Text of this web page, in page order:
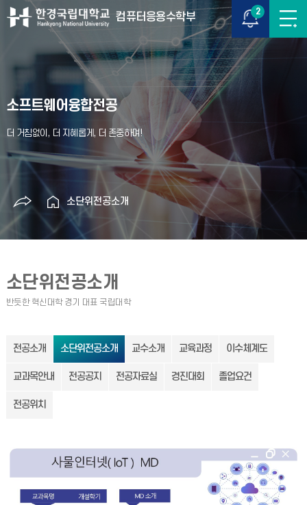
컴퓨터응용수학부 2
소프트웨어융합전공
소단위전공소개
소단위전공소개
전공소개 소단위전공소개 교수소개 교육과정 이수체계도
교과목안내 전공공지 전공자료실 경진대회 졸업요건
전공위치